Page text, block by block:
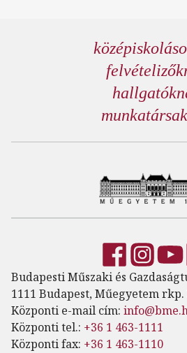
Budapesti Műszaki és
1111 Budapest, Műegyetem rkp.
Központi e-mail cím:
Központi tel.: +36 1 463-1111
Központi fax: +36 1 463-1110